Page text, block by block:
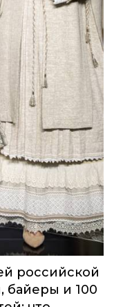
российской
и 100